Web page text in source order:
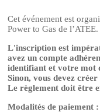
Cet événement est
Power to Gas de l’ATEE.
L'inscription est
avez un compte
identifiant et votre mot
Sinon, vous devez
Le règlement doit être
Modalités de paiement :